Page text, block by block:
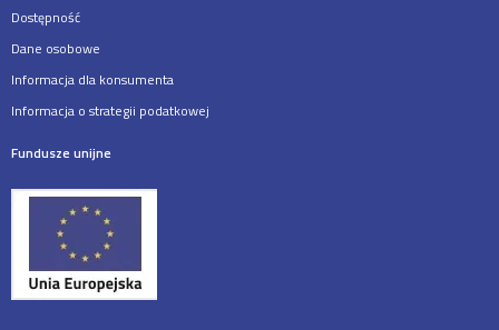
Dostępność
Dane osobowe
Informacja dla konsumenta
Informacja o strategii podatkowej
Fundusze unijne